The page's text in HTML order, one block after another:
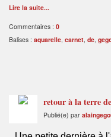
Lire la suite...
Commentaires : 0
Balises : aquarelle, carnet, de,
retour à la terre
Publié(e) par